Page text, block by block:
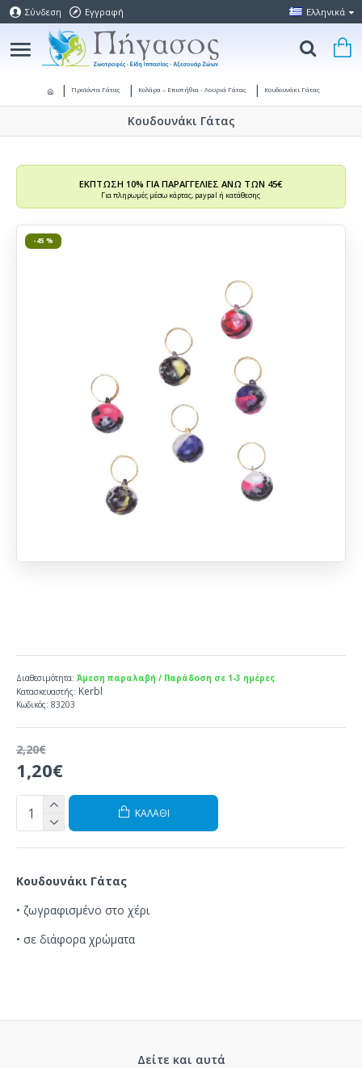
Σύνδεση Εγγραφή Ελληνικά
Προϊόντα Γάτας Κολάρα – Επιστήθια - Λουριά Γάτας Κουδουνάκι Γάτας
Κουδουνάκι Γάτας
ΕΚΠΤΩΣΗ 10% ΓΙΑ ΠΑΡΑΓΓΕΛΙΕΣ ΑΝΩ ΤΩΝ 45€
Για πληρωμές μέσω κάρτας, paypal ή κατάθεσης
-45 %
1,20€
2,20€
Διαθεσιμότητα: Άμεση παραλαβή / Παράδοση σε 1-3 ημέρες
Κατασκευαστής: Kerbl
Κωδικός: 83203
ΚΑΛΆΘΙ
Κουδουνάκι Γάτας
• ζωγραφισμένο στο χέρι
• σε διάφορα χρώματα
Δείτε και αυτά